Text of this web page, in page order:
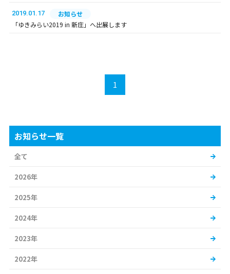
2019.01.17
お知らせ
「ゆきみらい2019 in 新庄」へ出展します
1
お知らせ一覧
全て
2026年
2025年
2024年
2023年
2022年